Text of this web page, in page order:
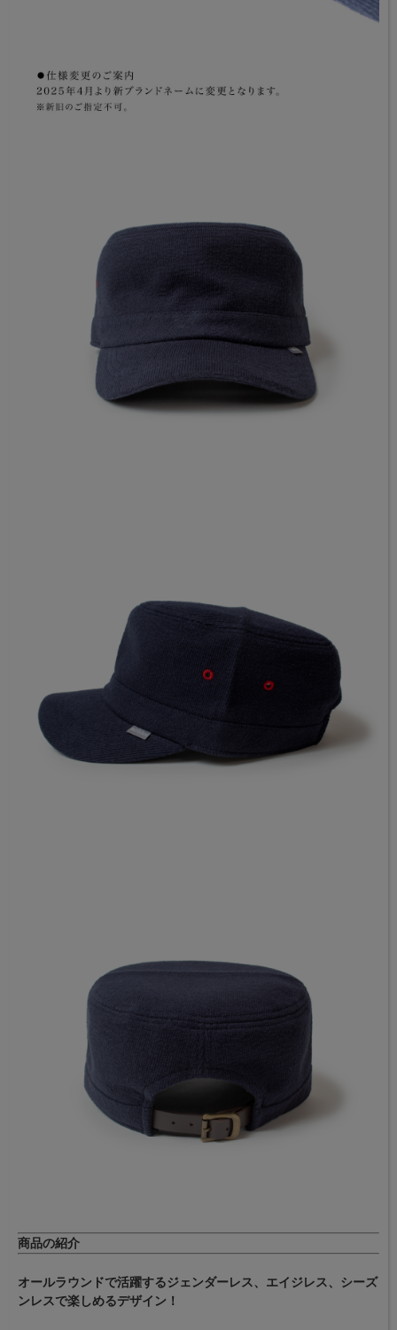
商品の紹介
オールラウンドで活躍するジェンダーレス、エイジレス、シーズ
ンレスで楽しめるデザイン！